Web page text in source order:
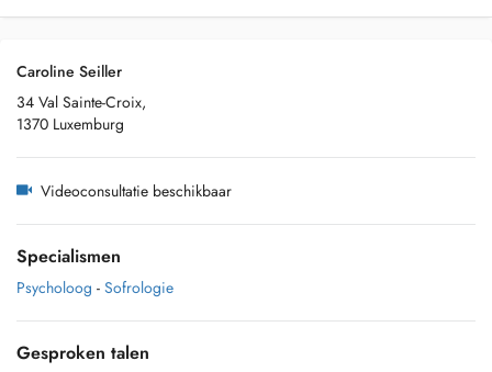
Caroline Seiller
34 Val Sainte-Croix,
1370 Luxemburg
Videoconsultatie beschikbaar
Specialismen
Psycholoog - Sofrologie
Gesproken talen